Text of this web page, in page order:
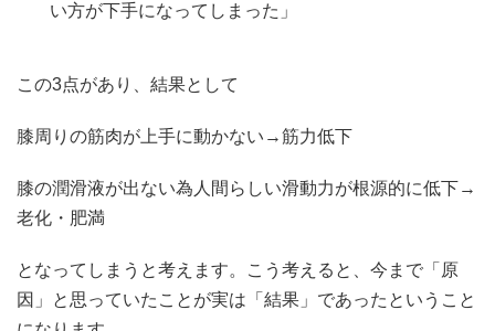
い方が下手になってしまった」
この3点があり、結果として
膝周りの筋肉が上手に動かない→筋力低下
膝の潤滑液が出ない為人間らしい滑動力が根源的に低下→
老化・肥満
となってしまうと考えます。こう考えると、今まで「原
因」と思っていたことが実は「結果」であったということ